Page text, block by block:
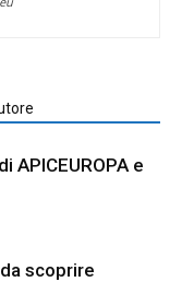
APICEUROPA e
scoprire